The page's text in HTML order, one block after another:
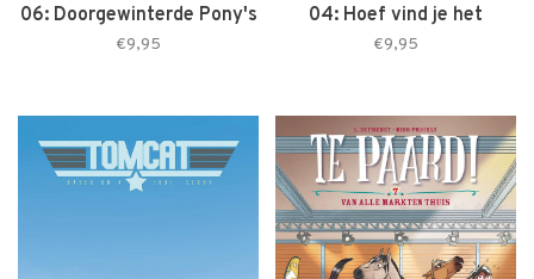
06: Doorgewinterde Pony's
€9,95
04: Hoef vind je het
€9,95